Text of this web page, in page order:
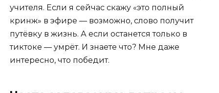
учителя. Если я сейчас скажу «это полный
кринж» в эфире — возможно, слово получит
путёвку в жизнь. А если останется только в
тиктоке — умрёт. И знаете что? Мне даже
интересно, что победит.